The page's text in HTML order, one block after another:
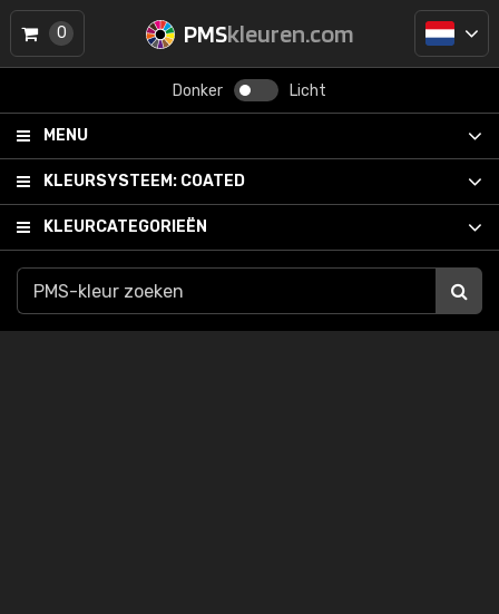
PMSkleuren.com
Donker Licht
MENU
KLEURSYSTEEM: COATED
KLEURCATEGORIEËN
0